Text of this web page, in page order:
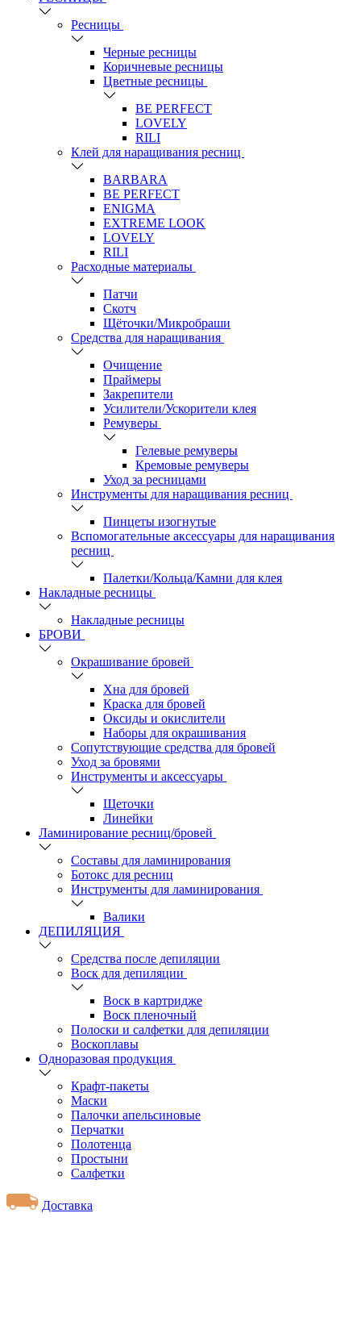
Ресницы
Черные ресницы
Коричневые ресницы
Цветные ресницы
BE PERFECT
LOVELY
RILI
Клей для наращивания ресниц
BARBARA
BE PERFECT
ENIGMA
EXTREME LOOK
LOVELY
RILI
Расходные материалы
Патчи
Скотч
Щёточки/Микробраши
Средства для наращивания
Очищение
Праймеры
Закрепители
Усилители/Ускорители клея
Ремуверы
Гелевые ремуверы
Кремовые ремуверы
Уход за ресницами
Инструменты для наращивания ресниц
Пинцеты изогнутые
Вспомогательные аксессуары для наращивания
ресниц
Палетки/Кольца/Камни для клея
Накладные ресницы
Накладные ресницы
БРОВИ
Окрашивание бровей
Хна для бровей
Краска для бровей
Оксиды и окислители
Наборы для окрашивания
Сопутствующие средства для бровей
Уход за бровями
Инструменты и аксессуары
Щеточки
Линейки
Ламинирование ресниц/бровей
Составы для ламинирования
Ботокс для ресниц
Инструменты для ламинирования
Валики
ДЕПИЛЯЦИЯ
Средства после депиляции
Воск для депиляции
Воск в картридже
Воск пленочный
Полоски и салфетки для депиляции
Воскоплавы
Одноразовая продукция
Крафт-пакеты
Маски
Палочки апельсиновые
Перчатки
Полотенца
Простыни
Салфетки
Доставка